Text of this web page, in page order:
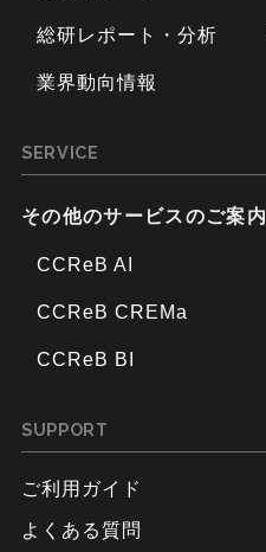
総研レポート・分析
業界動向情報
SERVICE
その他のサービスのご案内
CCReB AI
CCReB CREMa
CCReB BI
SUPPORT
ご利用ガイド
よくある質問